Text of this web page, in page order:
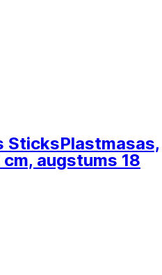
SticksPlastmasas,
augstums 18